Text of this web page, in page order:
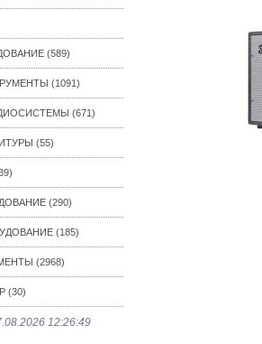
(589)
(1091)
(671)
(55)
(290)
(185)
(2968)
(30)
12:26:49